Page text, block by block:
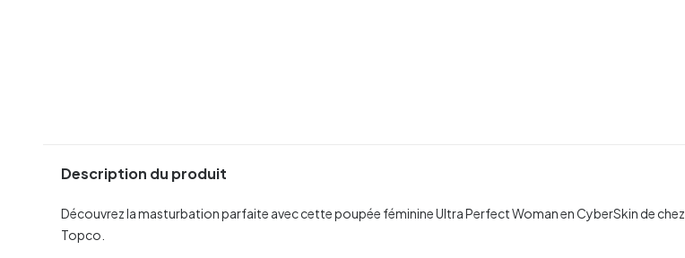
Description du produit
Découvrez la masturbation parfaite avec cette poupée féminine Ultra Perfect Woman en CyberSkin de chez
Topco.